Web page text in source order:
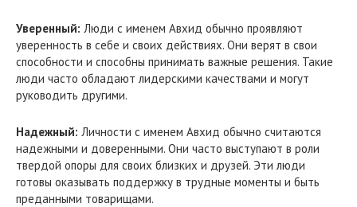
Уверенный: Люди с именем Авхид обычно проявляют
уверенность в себе и своих действиях. Они верят в свои
способности и способны принимать важные решения. Такие
люди часто обладают лидерскими качествами и могут
руководить другими.
Надежный: Личности с именем Авхид обычно считаются
надежными и доверенными. Они часто выступают в роли
твердой опоры для своих близких и друзей. Эти люди
готовы оказывать поддержку в трудные моменты и быть
преданными товарищами.